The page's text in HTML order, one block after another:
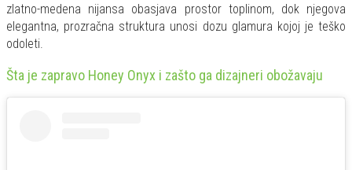
zlatno-medena nijansa obasjava prostor toplinom, dok njegova
elegantna, prozračna struktura unosi dozu glamura kojoj je teško
odoleti.
Šta je zapravo Honey Onyx i zašto ga dizajneri obožavaju